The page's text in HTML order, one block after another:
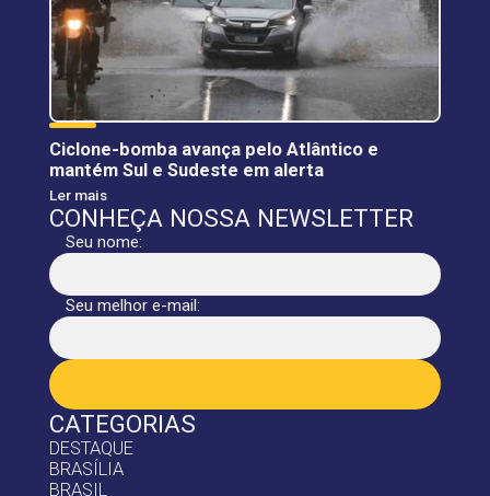
CATEGORIAS
DESTAQUE
BRASÍLIA
BRASIL
Ciclone-bomba avança pelo Atlântico e
mantém Sul e Sudeste em alerta
Ler mais
CONHEÇA NOSSA NEWSLETTER
Seu nome:
Seu melhor e-mail: